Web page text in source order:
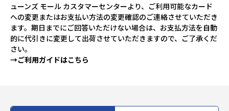
ューンズ モール カスタマーセンターより、ご利用可能なカード
への変更またはお支払い方法の変更確認のご連絡させていただき
ます。期日までにご回答いただけない場合は、お支払方法を自動
的に代引きに変更して出荷させていただきますので、ご了承くだ
さい。
→ご利用ガイドはこちら